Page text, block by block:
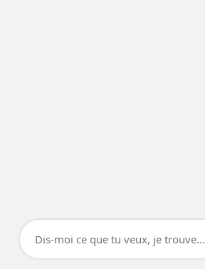
Dis-moi ce que tu veux, je trouve...